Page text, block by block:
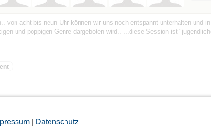
| Datenschutz
acht bis neun Uhr können wir uns noch entspannt unterhalten und in
und poppigen Genre dargeboten wird.. ...diese Session ist